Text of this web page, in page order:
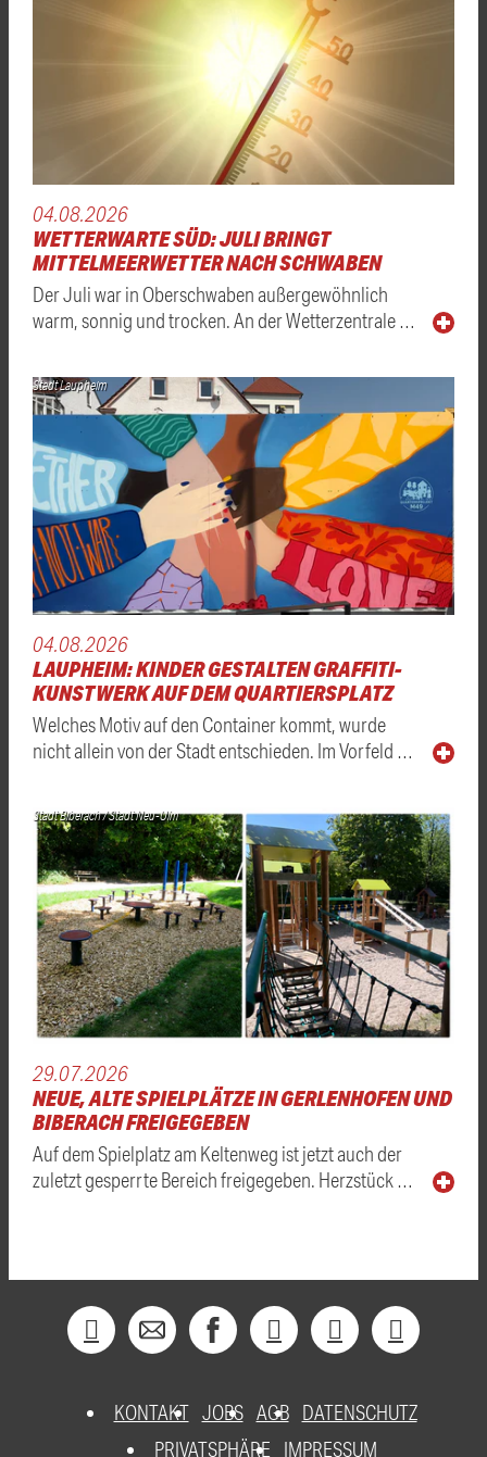
04.08.2026
WETTERWARTE SÜD: JULI BRINGT
MITTELMEERWETTER NACH SCHWABEN
Der Juli war in Oberschwaben außergewöhnlich
warm, sonnig und trocken. An der Wetterzentrale …
Stadt Laupheim
04.08.2026
LAUPHEIM: KINDER GESTALTEN GRAFFITI-
KUNSTWERK AUF DEM QUARTIERSPLATZ
Welches Motiv auf den Container kommt, wurde
nicht allein von der Stadt entschieden. Im Vorfeld …
Stadt Biberach / Stadt Neu-Ulm
29.07.2026
NEUE, ALTE SPIELPLÄTZE IN GERLENHOFEN UND
BIBERACH FREIGEGEBEN
Auf dem Spielplatz am Keltenweg ist jetzt auch der
zuletzt gesperrte Bereich freigegeben. Herzstück …
KONTAKT JOBS AGB DATENSCHUTZ
PRIVATSPHÄRE
IMPRESSUM